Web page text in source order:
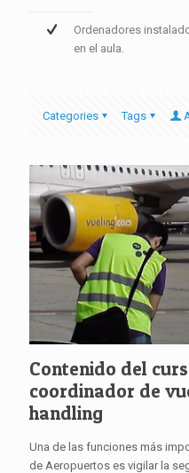
Ordenadores
en el aula.
Categories Tags
Contenido del
coordinador de
handling
Una de las funciones más
de Aeropuertos es vigilar la